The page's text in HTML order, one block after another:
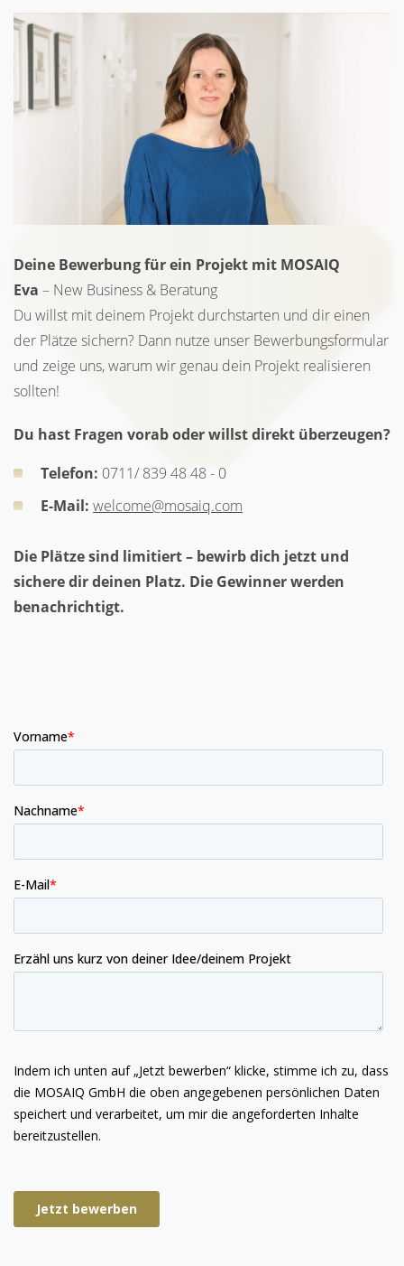
Deine Bewerbung für ein Projekt mit MOSAIQ
Eva – New Business & Beratung
Du willst mit deinem Projekt durchstarten und dir einen
der Plätze sichern? Dann nutze unser Bewerbungsformular
und zeige uns, warum wir genau dein Projekt realisieren
sollten!
Du hast Fragen vorab oder willst direkt überzeugen?
Telefon: 0711/ 839 48 48 - 0
E-Mail: welcome@mosaiq.com
Die Plätze sind limitiert – bewirb dich jetzt und
sichere dir deinen Platz. Die Gewinner werden
benachrichtigt.